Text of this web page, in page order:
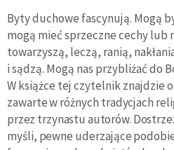
Byty duchowe fascynują. Mogą
mogą mieć sprzeczne cechy lub
towarzyszą, leczą, ranią,
i sądzą. Mogą nas przybliżać do
W książce tej czytelnik znajdzie
zawarte w różnych tradycjach reli­
przez trzynastu autorów.
myśli, pewne uderzające